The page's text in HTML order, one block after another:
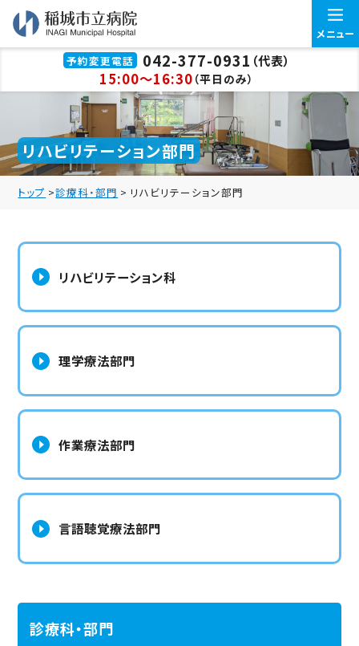
メニュー
予約変更電話 042-377-0931 （代表）
15:00～16:30 （平日のみ）
リハビリテーション部門
トップ >診療科・部門 > リハビリテーション部門
リハビリテーション科
理学療法部門
作業療法部門
言語聴覚療法部門
診療科・部門
（※再診予約をされた方が予約を変更される場合は、平日15時
～16時30分にお掛けください）
ご利用案内